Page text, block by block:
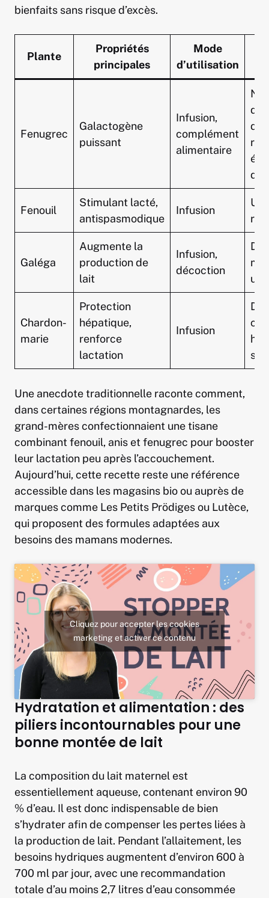
bienfaits sans risque d’excès.
Plante
Propriétés
principales
Mode
d’utilisation
Fenugrec
Galactogène
puissant
Infusion,
complément
alimentaire
Ne
Fenouil
Stimulant lacté,
antispasmodique
Infusion
Galéga
Augmente la
production de
lait
Infusion,
décoction
Chardon-
marie
Protection
hépatique,
renforce
lactation
Infusion
Une anecdote traditionnelle raconte comment,
dans certaines régions montagnardes, les
grand-mères confectionnaient une tisane
combinant fenouil, anis et fenugrec pour booster
leur lactation peu après l’accouchement.
Aujourd’hui, cette recette reste une référence
accessible dans les magasins bio ou auprès de
marques comme Les Petits Prödiges ou Lutèce,
qui proposent des formules adaptées aux
besoins des mamans modernes.
Cliquez pour accepter les cookies
marketing et activer ce contenu
Hydratation et alimentation : des
piliers incontournables pour une
bonne montée de lait
La composition du lait maternel est
essentiellement aqueuse, contenant environ 90
% d’eau. Il est donc indispensable de bien
s’hydrater afin de compenser les pertes liées à
la production de lait. Pendant l’allaitement, les
besoins hydriques augmentent d’environ 600 à
700 ml par jour, avec une recommandation
totale d’au moins 2,7 litres d’eau consommée